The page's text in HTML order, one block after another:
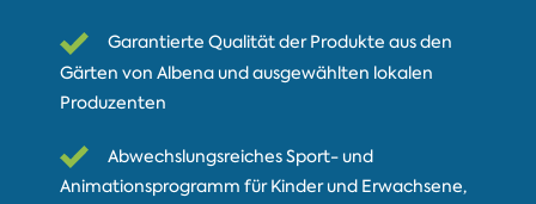
Garantierte Qualität der Produkte aus den
Gärten von Albena und ausgewählten lokalen
Produzenten
Abwechslungsreiches Sport- und
Animationsprogramm für Kinder und Erwachsene,